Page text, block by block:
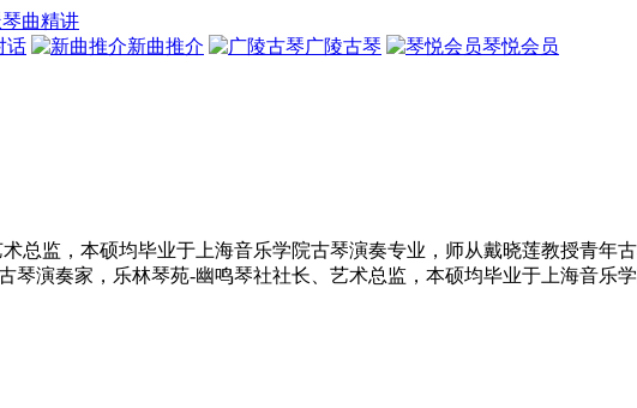
曲精讲
话 新曲推介 广陵古琴
琴悦会员
总监，本硕均毕业于上海音乐学院古琴演奏专业，师从戴晓莲教授青年
琴演奏家，乐林琴苑-幽鸣琴社社长、艺术总监，本硕均毕业于上海音乐